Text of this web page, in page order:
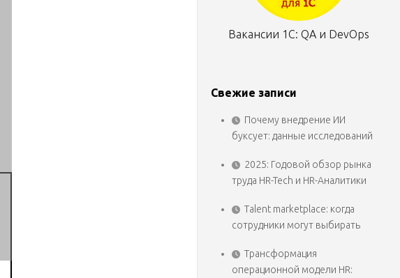
Вакансии 1С: QA и DevOps
Свежие записи
Почему внедрение ИИ
буксует: данные исследований
2025: Годовой обзор рынка
труда HR-Tech и HR-Аналитики
Talent marketplace: когда
сотрудники могут выбирать
Трансформация
операционной модели HR: